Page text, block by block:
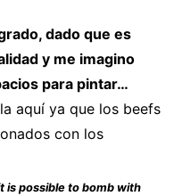
dado que es
y me imagino
para pintar…
aquí ya que los beefs
con los
is possible to bomb with